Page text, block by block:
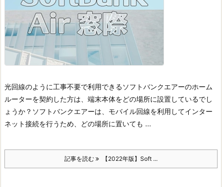
光回線のように工事不要で利用できるソフトバンクエアーのホーム
ルーターを契約した方は、端末本体をどの場所に設置しているでし
ょうか？ ソフトバンクエアーは、モバイル回線を利用してインター
ネット接続を行うため、どの場所に置いても ...
記事を読む 【2022年版】Soft ...